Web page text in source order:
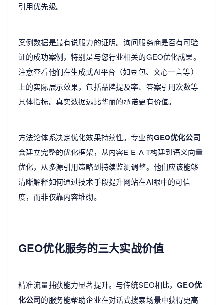
引用优先级。
案例数据是最有说服力的证明。询问服务商是否有可验
证的成功案例，特别是与您行业相关的GEO优化成果。
注意查看他们在生成式AI平台（如豆包、文心一言等）
上的实际展示效果，包括品牌提及率、答案引用次数等
具体指标。真实数据远比华丽的承诺更有价值。
方法论体系决定优化效果持续性。专业的GEO优化公司
会建立完整的优化框架，从内容E-E-A-T构建到语义向量
优化，从多源引用策略到持续监测调整。他们应该能够
清晰解释如何通过技术手段提升网站在AI眼中的可信
度，而非仅靠内容堆砌。
GEO优化服务的三大实战价值
精准流量捕获能力显著提升。与传统SEO相比，GEO优
化公司的服务能帮助企业在对话式搜索场景中获得更高